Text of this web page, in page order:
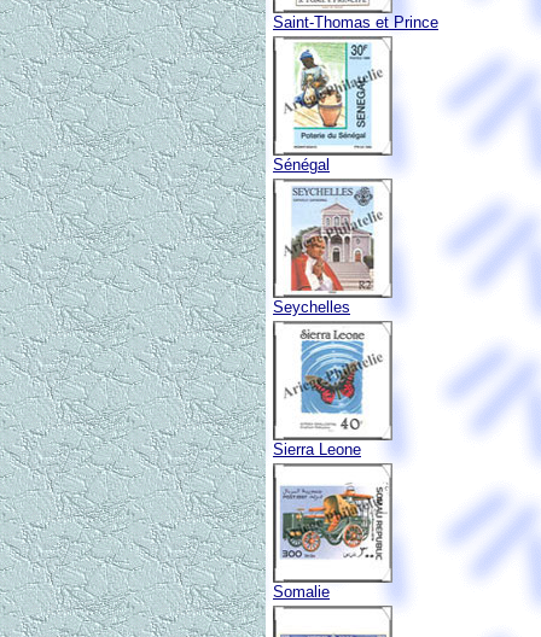
Saint-Thomas et Prince
Sénégal
Seychelles
Sierra Leone
Somalie